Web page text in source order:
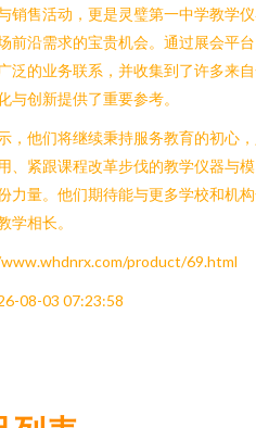
销售活动，更是灵璧第一中学教学
前沿需求的宝贵机会。通过展会平
泛的业务联系，并收集到了许多来
创新提供了重要参考。
，他们将继续秉持服务教育的初心
、紧跟课程改革步伐的教学仪器与模
力量。他们期待能与更多学校和机
学相长。
product/69.html
08-03 07:23:58